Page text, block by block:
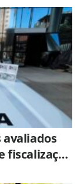
e controle
ou mecatrônica,
graduação: Analista
de Automação,
avaliados
fiscalização